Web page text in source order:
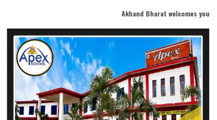
Akhand Bharat welcomes you